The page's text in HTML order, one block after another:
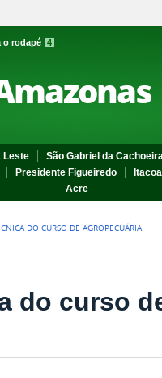
o rodapé 4
Leste São Gabriel da
Presidente Figueiredo
Acre
DO CURSO DE AGROPECUÁRIA
do curso